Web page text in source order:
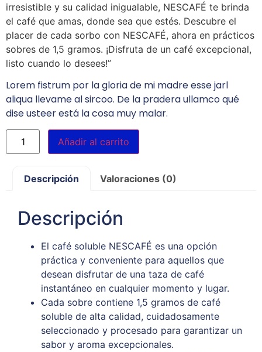
irresistible y su calidad inigualable, NESCAFÉ te brinda
el café que amas, donde sea que estés. Descubre el
placer de cada sorbo con NESCAFÉ, ahora en prácticos
sobres de 1,5 gramos. ¡Disfruta de un café excepcional,
listo cuando lo desees!”
Lorem fistrum por la gloria de mi madre esse jarl
aliqua llevame al sircoo. De la pradera ullamco qué
dise usteer está la cosa muy malar.
Añadir al carrito
Descripción Valoraciones (0)
Descripción
El café soluble NESCAFÉ es una opción
práctica y conveniente para aquellos que
desean disfrutar de una taza de café
instantáneo en cualquier momento y lugar.
Cada sobre contiene 1,5 gramos de café
soluble de alta calidad, cuidadosamente
seleccionado y procesado para garantizar un
sabor y aroma excepcionales.